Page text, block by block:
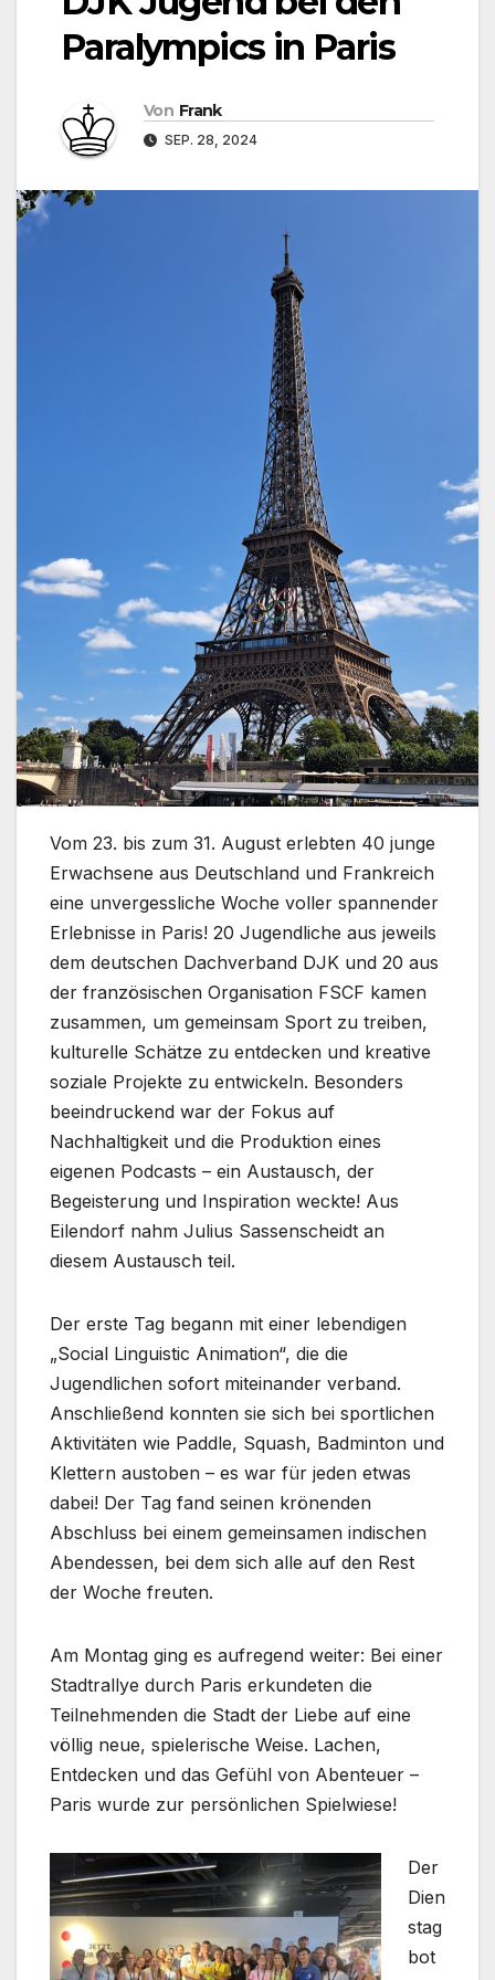
Paralympics in Paris
Von Frank
SEP. 28, 2024
Vom 23. bis zum 31. August erlebten 40 junge
Erwachsene aus Deutschland und Frankreich
eine unvergessliche Woche voller spannender
Erlebnisse in Paris! 20 Jugendliche aus jeweils
dem deutschen Dachverband DJK und 20 aus
der französischen Organisation FSCF kamen
zusammen, um gemeinsam Sport zu treiben,
kulturelle Schätze zu entdecken und kreative
soziale Projekte zu entwickeln. Besonders
beeindruckend war der Fokus auf
Nachhaltigkeit und die Produktion eines
eigenen Podcasts – ein Austausch, der
Begeisterung und Inspiration weckte! Aus
Eilendorf nahm Julius Sassenscheidt an
diesem Austausch teil.
Der erste Tag begann mit einer lebendigen
„Social Linguistic Animation“, die die
Jugendlichen sofort miteinander verband.
Anschließend konnten sie sich bei sportlichen
Aktivitäten wie Paddle, Squash, Badminton und
Klettern austoben – es war für jeden etwas
dabei! Der Tag fand seinen krönenden
Abschluss bei einem gemeinsamen indischen
Abendessen, bei dem sich alle auf den Rest
der Woche freuten.
Am Montag ging es aufregend weiter: Bei einer
Stadtrallye durch Paris erkundeten die
Teilnehmenden die Stadt der Liebe auf eine
völlig neue, spielerische Weise. Lachen,
Entdecken und das Gefühl von Abenteuer –
Paris wurde zur persönlichen Spielwiese!
Der
Dien
stag
bot